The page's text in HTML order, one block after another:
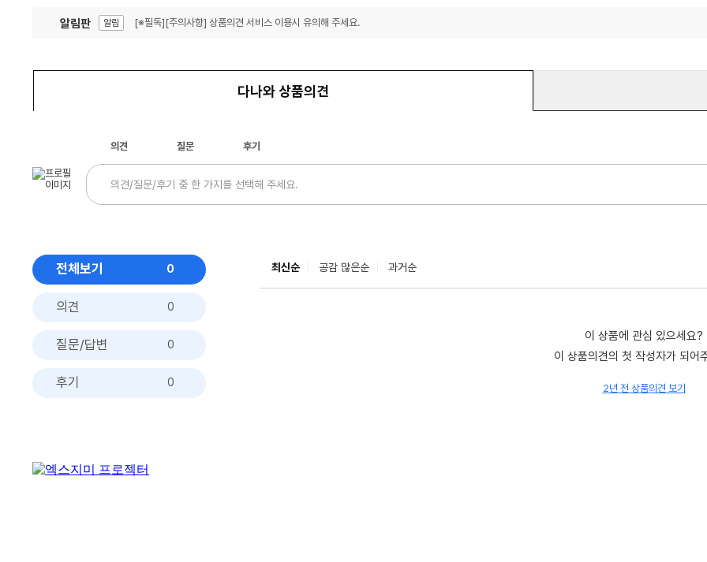
알림판 알림 [※필독][주의사항] 상품의견 서비스 이용시 유의해 주세요.
다나와 상품의견
의견 질문 후기
전체보기 0
의견 0
질문/답변 0
후기 0
최신순 공감 많은순 과거순
이 상품에 관심 있으세요?
이 상품의견의 첫 작성자가 되어
2년 전 상품의견 보기